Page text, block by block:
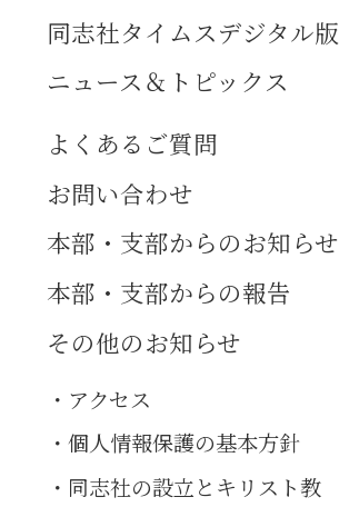
同志社タイムスデジタル版
ニュース＆トピックス
よくあるご質問
お問い合わせ
本部・支部からのお知らせ
本部・支部からの報告
その他のお知らせ
アクセス
個人情報保護の基本方針
同志社の設立とキリスト教